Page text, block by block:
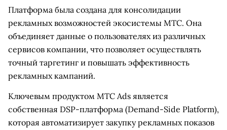
Платформа была создана для консолидации
рекламных возможностей экосистемы МТС. Она
объединяет данные о пользователях из различных
сервисов компании, что позволяет осуществлять
точный таргетинг и повышать эффективность
рекламных кампаний.
Ключевым продуктом МТС Ads является
собственная DSP-платформа (Demand-Side Platform),
которая автоматизирует закупку рекламных показов